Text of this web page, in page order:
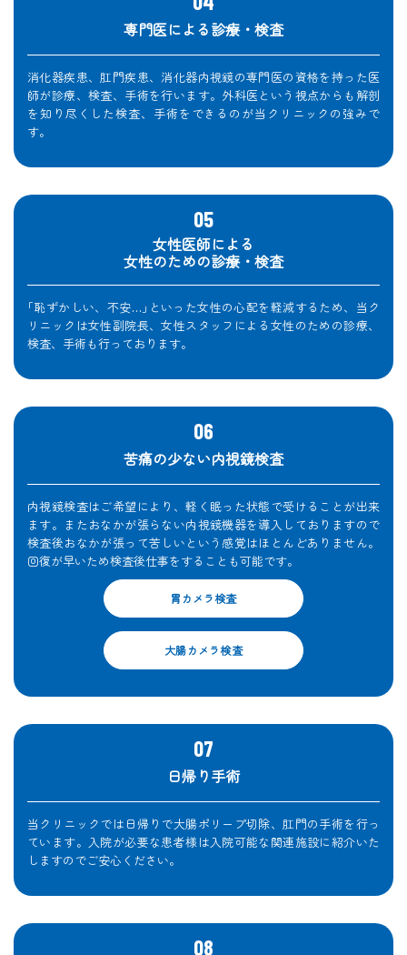
専門医による診療・検査
消化器疾患、肛門疾患、消化器内視鏡の専門医の資格を持った医
師が診療、検査、手術を行います。外科医という視点からも解剖
を知り尽くした検査、手術をできるのが当クリニックの強みで
す。
女性医師による
女性のための診療・検査
｢恥ずかしい、不安…｣といった女性の心配を軽減するため、当ク
リニックは女性副院長、女性スタッフによる女性のための診療、
検査、手術も行っております。
苦痛の少ない内視鏡検査
内視鏡検査はご希望により、軽く眠った状態で受けることが出来
ます。またおなかが張らない内視鏡機器を導入しておりますので
検査後おなかが張って苦しいという感覚はほとんどありません。
回復が早いため検査後仕事をすることも可能です。
胃カメラ検査
大腸カメラ検査
日帰り手術
当クリニックでは日帰りで大腸ポリープ切除、肛門の手術を行っ
ています。入院が必要な患者様は入院可能な関連施設に紹介いた
しますのでご安心ください。